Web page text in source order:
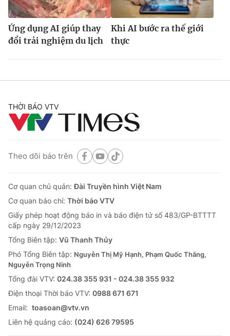
Ứng dụng AI giúp thay
đổi trải nghiệm du lịch
Khi AI bước ra thế giới
thực
THỜI BÁO VTV
Theo dõi báo trên
Cơ quan chủ quản:Đài Truyền hình Việt Nam
Cơ quan báo chí: Thời báo VTV
Giấy phép hoạt động báo in và báo điện tử số 483/GP-BTTTT
cấp ngày 29/12/2023
Tổng Biên tập: Vũ Thanh Thủy
Phó Tổng Biên tập: Nguyễn Thị Mỹ Hạnh, Phạm Quốc Thắng,
Nguyễn Trọng Ninh
Tổng đài VTV: 024.38 355 931 - 024.38 355 932
Ðiện thoại Thời báo VTV: 0988 671 671
Email: toasoan@vtv.vn
Liên hệ quảng cáo: (024) 626 79595